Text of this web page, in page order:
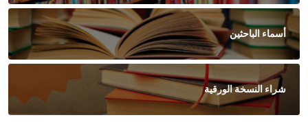
أسماء الباحثين
شراء النسخة الورقية